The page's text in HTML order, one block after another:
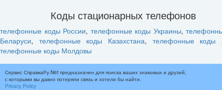
Коды стационарных телефонов
телефонные коды России, телефонные коды Украины,
Беларуси, телефонные коды Казахстана, телефонные коды
телефонные коды Молдовы
Сервис СправкаРу.Net предназначен для поиска ваших знакомых и друзей,
с которыми вы давно потеряли связь и хотели бы найти.
Privacy Policy